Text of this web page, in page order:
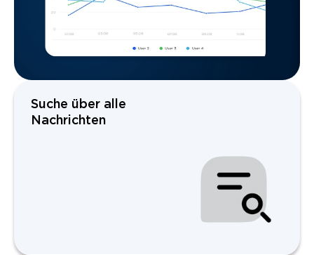
Suche über alle
Nachrichten